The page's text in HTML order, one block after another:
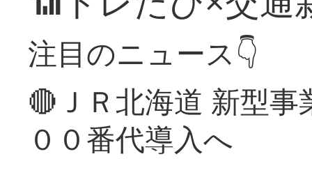
注目のニュース👇
🔴ＪＲ北海道 新型
００番代導入へ